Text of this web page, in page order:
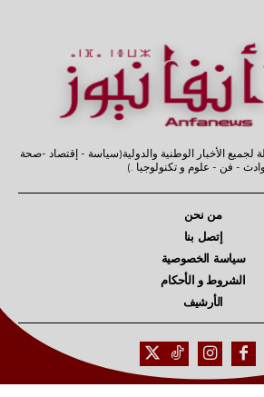
لجميع الأخبار الوطنية والدولية(سياسة - إقتصاد -صحة
- فن - علوم و تكنولوجيا .)
من نحن
إتصل بنا
سياسة الخصوصية
الشروط و الأحكام
الأرشيف